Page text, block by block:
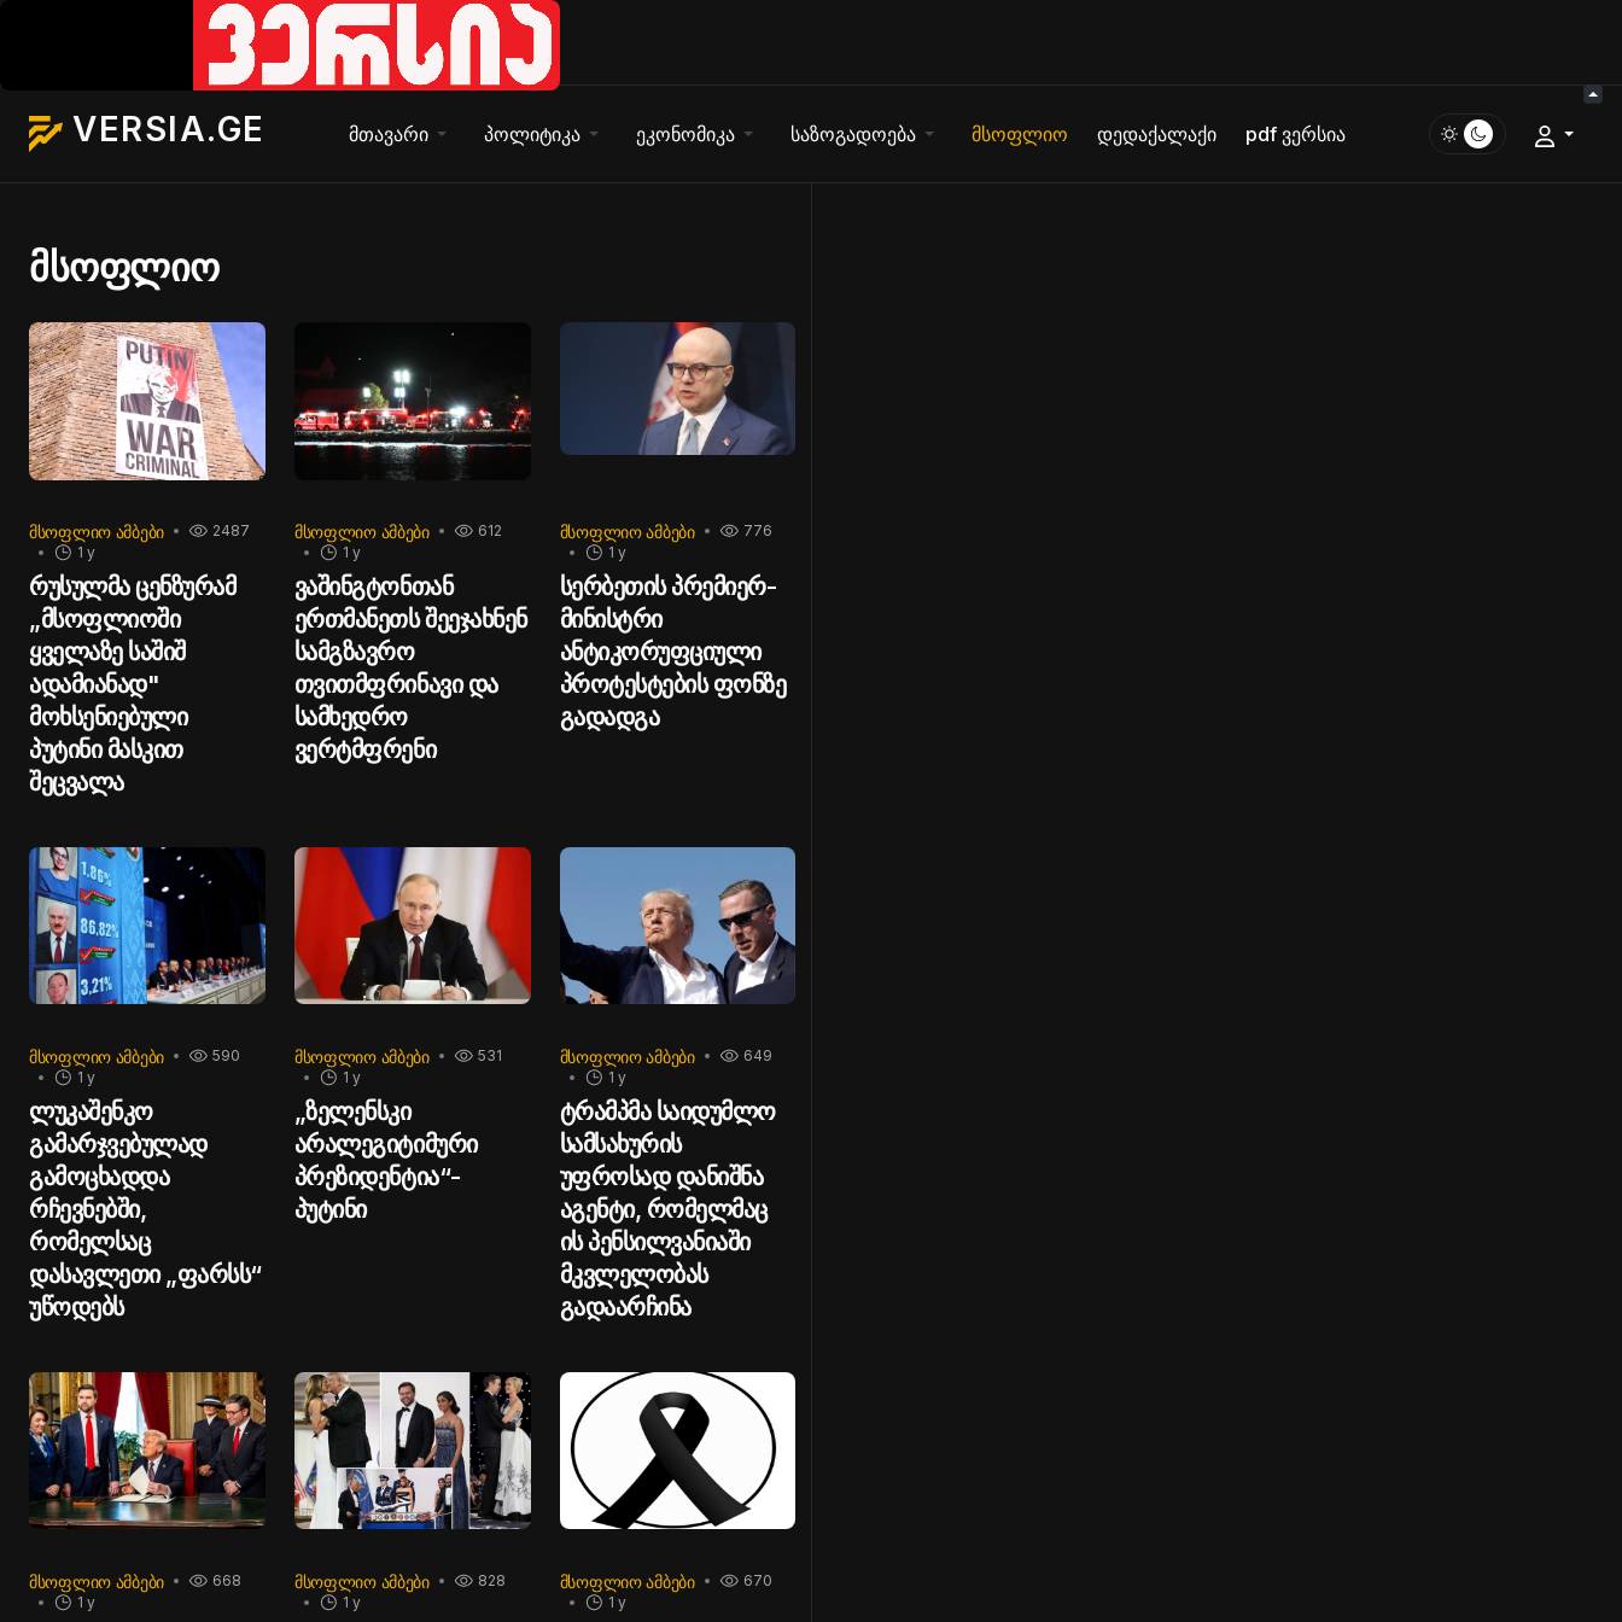
VERSIA.GE მთავარი პოლიტიკა ეკონომიკა საზოგადოება მსოფლიო დედაქალაქი pdf ვერსია
მსოფლიო
ᲛᲡᲝᲤᲚᲘᲝ ᲐᲛᲑᲔᲑᲘ
1 y
2487
რუსულმა ცენზურამ
„მსოფლიოში
ყველაზე საშიშ
ადამიანად"
მოხსენიებული
პუტინი მასკით
შეცვალა
ᲛᲡᲝᲤᲚᲘᲝ ᲐᲛᲑᲔᲑᲘ
1 y
612
ვაშინგტონთან
ერთმანეთს შეეჯახნენ
სამგზავრო
თვითმფრინავი და
სამხედრო
ვერტმფრენი
ᲛᲡᲝᲤᲚᲘᲝ ᲐᲛᲑᲔᲑᲘ
1 y
776
სერბეთის პრემიერ-
მინისტრი
ანტიკორუფციული
პროტესტების ფონზე
გადადგა
ᲛᲡᲝᲤᲚᲘᲝ ᲐᲛᲑᲔᲑᲘ
1 y
590
ლუკაშენკო
გამარჯვებულად
გამოცხადდა
რჩევნებში,
რომელსაც
დასავლეთი „ფარსს“
უწოდებს
ᲛᲡᲝᲤᲚᲘᲝ ᲐᲛᲑᲔᲑᲘ
1 y
531
„ზელენსკი
არალეგიტიმური
პრეზიდენტია“-
პუტინი
ᲛᲡᲝᲤᲚᲘᲝ ᲐᲛᲑᲔᲑᲘ
1 y
649
ტრამპმა საიდუმლო
სამსახურის
უფროსად დანიშნა
აგენტი, რომელმაც
ის პენსილვანიაში
მკვლელობას
გადაარჩინა
ᲛᲡᲝᲤᲚᲘᲝ ᲐᲛᲑᲔᲑᲘ
1 y
668 ᲛᲡᲝᲤᲚᲘᲝ ᲐᲛᲑᲔᲑᲘ
1 y
828 ᲛᲡᲝᲤᲚᲘᲝ ᲐᲛᲑᲔᲑᲘ
1 y
670